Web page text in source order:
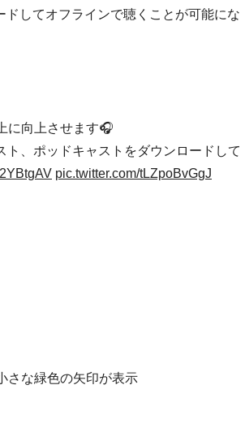
してオフラインで聴くことが可能にな
に向上させます🎧
、ポッドキャストをダウンロードして
pic.twitter.com/tLZpoBvGgJ
さな緑色の矢印が表示